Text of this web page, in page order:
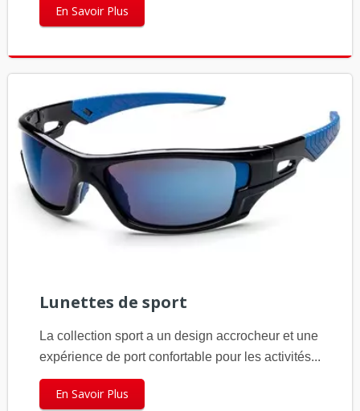
En Savoir Plus
Lunettes de sport
La collection sport a un design accrocheur et une
expérience de port confortable pour les activités...
En Savoir Plus